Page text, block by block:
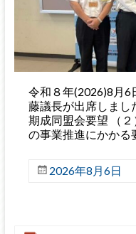
令和８年(2026)8月6
藤議長が出席しまし
期成同盟会要望 （
の事業推進にかかる
2026年8月6日